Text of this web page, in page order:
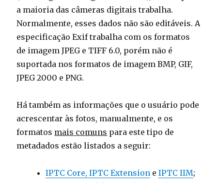
a maioria das câmeras digitais trabalha.
Normalmente, esses dados não são editáveis. A
especificação Exif trabalha com os formatos
de imagem JPEG e TIFF 6.0, porém não é
suportada nos formatos de imagem BMP, GIF,
JPEG 2000 e PNG.
Há também as informações que o usuário pode
acrescentar às fotos, manualmente, e os
formatos mais comuns para este tipo de
metadados estão listados a seguir:
IPTC Core, IPTC Extension eIPTC IIM;